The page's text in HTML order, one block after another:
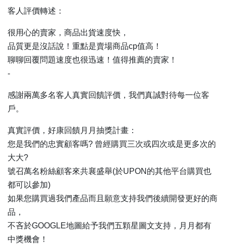
客人評價轉述：
很用心的賣家，商品出貨速度快，
品質更是沒話說！重點是賣場商品cp值高！
聊聊回覆問題速度也很迅速！值得推薦的賣家！
-
感謝兩萬多名客人真實回饋評價，我們真誠對待每一位客
戶。
真實評價，好康回饋月月抽獎計畫：
您是我們的忠實顧客嗎? 曾經購買三次或四次或是更多次的
大大?
號召萬名粉絲顧客來共襄盛舉(於UPON的其他平台購買也
都可以參加)
如果您購買過我們產品而且願意支持我們後續開發更好的商
品，
不吝於GOOGLE地圖給予我們五顆星圖文支持，月月都有
中獎機會！